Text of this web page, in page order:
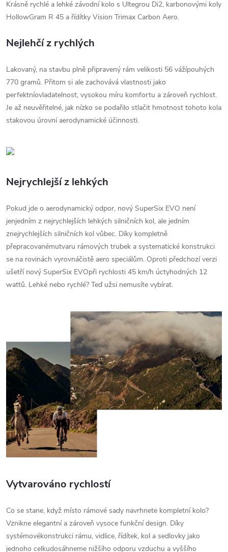
Krásně rychlé a lehké závodní kolo s Ultegrou Di2, karbonovými koly
HollowGram R 45 a řídítky Vision Trimax Carbon Aero.
Nejlehčí z rychlých
Lakovaný, na stavbu plně připravený rám velikosti 56 vážípouhých
770 gramů. Přitom si ale zachovává vlastnosti jako
perfektníovladatelnost, vysokou míru komfortu a zároveň rychlost.
Je až neuvěřitelné, jak nízko se podařilo stlačit hmotnost tohoto kola
stakovou úrovní aerodynamické účinnosti.
Nejrychlejší z lehkých
Pokud jde o aerodynamický odpor, nový SuperSix EVO není
jenjedním z nejrychlejších lehkých silničních kol, ale jedním
znejrychlejších silničních kol vůbec. Díky kompletně
přepracovanémutvaru rámových trubek a systematické konstrukci
se na rovinách vyrovnáčistě aero speciálům. Oproti předchozí verzi
ušetří nový SuperSix EVOpři rychlosti 45 km/h úctyhodných 12
wattů. Lehké nebo rychlé? Teď užsi nemusíte vybírat.
Vytvarováno rychlostí
Co se stane, když místo rámové sady navrhnete kompletní kolo?
Vznikne elegantní a zároveň vysoce funkční design. Díky
systémovékonstrukci rámu, vidlice, řídítek, kol a sedlovky jako
jednoho celkudosáhneme nižšího odporu vzduchu a vyššího